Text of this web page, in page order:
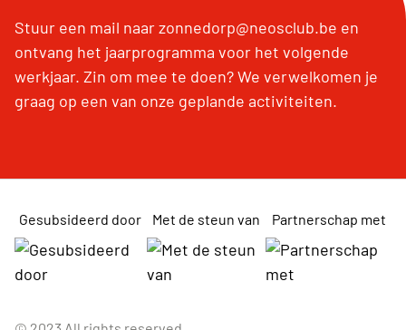
Stuur een mail naar zonnedorp@neosclub.be en
ontvang het jaarprogramma voor het volgende
werkjaar. Zin om mee te doen? We verwelkomen je
graag op een van onze geplande activiteiten.
Gesubsideerd door Met de steun van Partnerschap met